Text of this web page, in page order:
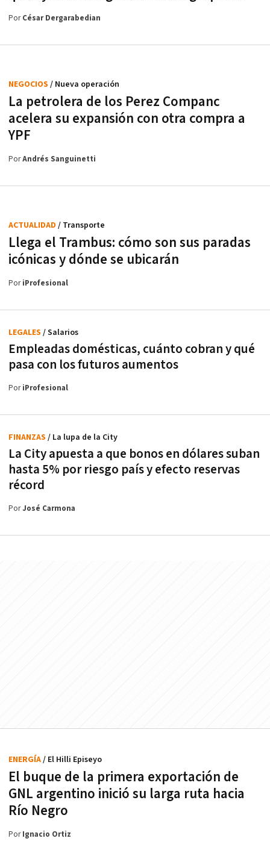
PorCésar Dergarabedian
La petrolera de los Perez Companc
acelera su expansión con otra compra a
YPF
NEGOCIOS / Nueva operación
PorAndrés Sanguinetti
Llega el Trambus: cómo son sus paradas
icónicas y dónde se ubicarán
ACTUALIDAD / Transporte
PoriProfesional
Empleadas domésticas, cuánto cobran y qué
pasa con los futuros aumentos
LEGALES / Salarios
PoriProfesional
La City apuesta a que bonos en dólares suban
hasta 5% por riesgo país y efecto reservas
récord
FINANZAS / La lupa de la City
PorJosé Carmona
El buque de la primera exportación de
GNL argentino inició su larga ruta hacia
Río Negro
ENERGÍA/ El Hilli Episeyo
PorIgnacio Ortiz